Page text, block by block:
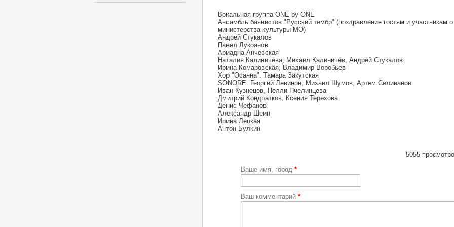
Вокальная группа ONE by ONE
Ансамбль баянистов "Русский тембр" (поздравление гостям и участникам
министерства культуры МО)
Андрей Стукалов
Павел Лукоянов
Ариадна Анчевская
Наталия Калиничева, Михаил Калиничев, Андрей Стукалов
Ирина Комаровская, Владимир Воробьев
Хор "Осанна". Тамара Закутская
SONORE. Георгий Левинов, Михаил Шумов, Артем Селиванов
Иван Кузнецов, Нелли Пчелинцева
Дмитрий Кондратков, Ксения Терехова
Денис Чефанов
Александр Шеин
Ирина Лецкая
Антон Булкин
5055
Ваше имя, город *
Ваш комментарий *